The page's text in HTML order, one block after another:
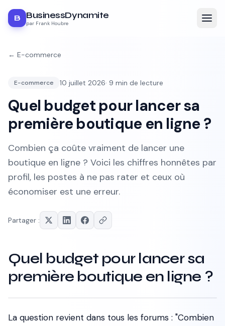
B BusinessDynamite
par Frank Houbre
← E-commerce
E-commerce 10 juillet 2026· 9 min de lecture
Quel budget pour lancer sa
première boutique en ligne ?
Combien ça coûte vraiment de lancer une
boutique en ligne ? Voici les chiffres honnêtes par
profil, les postes à ne pas rater et ceux où
économiser est une erreur.
Partager :
Quel budget pour lancer sa
première boutique en ligne ?
La question revient dans tous les forums : "Combien